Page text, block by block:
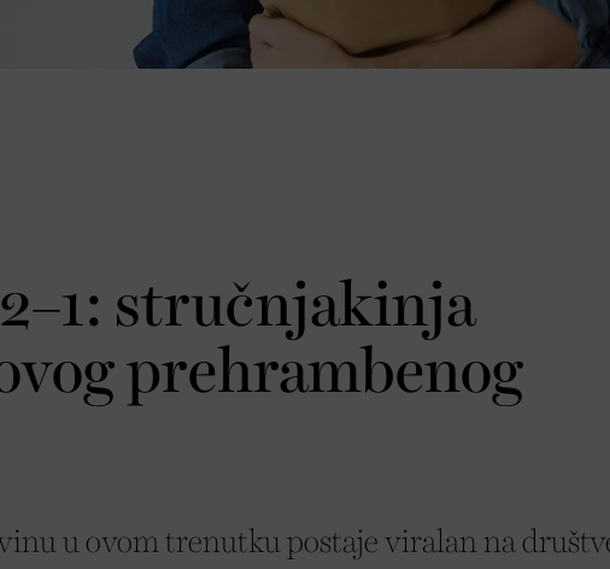
stručnjakinja
prehrambenog
u ovom trenutku postaje viralan na